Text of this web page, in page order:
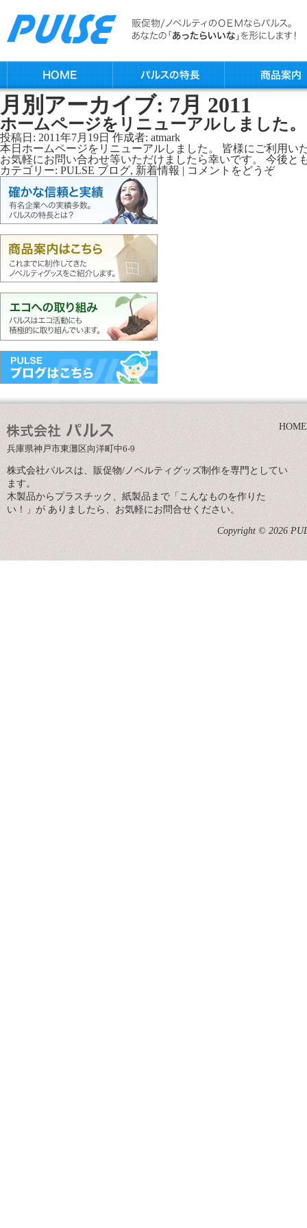
月別アーカイブ: 7月 2011
ホームページをリニューアルしました。
投稿日: 2011年7月19日 作成者: atmark
本日ホームページをリニューアルしました。 皆様にご利用
お気軽にお問い合わせ等いただけましたら幸いです。 今後と
カテゴリー: PULSE ブログ, 新着情報 | コメントをどうぞ
兵庫県神戸市東灘区向洋町中6-9
HOME
株式会社パルスは、販促物/ノベルティグッズ制作を専門としてい
ます。
木製品からプラスチック、紙製品まで「こんなものを作りた
い！」が ありましたら、お気軽にお問合せください。
Copyright © 2026